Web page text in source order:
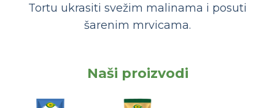
Tortu ukrasiti svežim malinama i posuti
šarenim mrvicama.
Naši proizvodi